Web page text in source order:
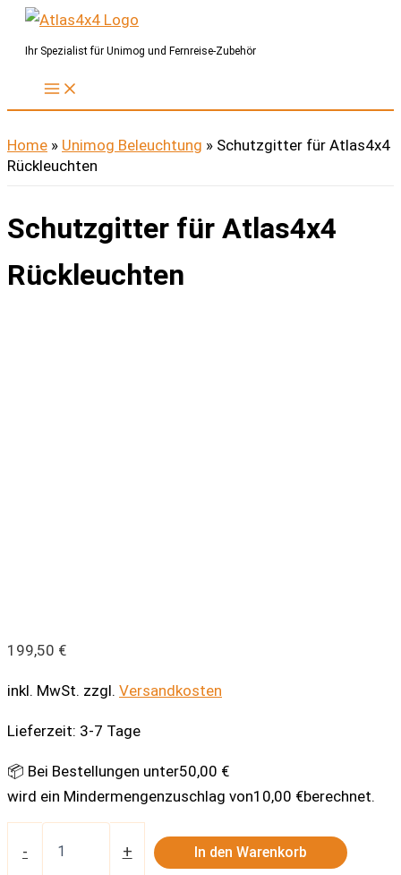
Zum
InhaltIhr Spezialist für Unimog und Fernreise-Zubehör
Home » Unimog Beleuchtung » Schutzgitter für Atlas4x4
Rückleuchten
Schutzgitter für Atlas4x4
Rückleuchten
199,50 €
inkl. MwSt. zzgl. Versandkosten
Lieferzeit: 3-7 Tage
📦 Bei Bestellungen unter50,00 €
wird ein Mindermengenzuschlag von10,00 €berechnet.
- + In den Warenkorb